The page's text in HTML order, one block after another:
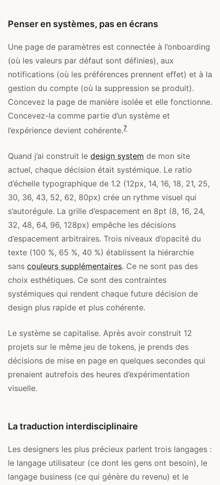
Penser en systèmes, pas en écrans
Une page de paramètres est connectée à l’onboarding
(où les valeurs par défaut sont définies), aux
notifications (où les préférences prennent effet) et à la
gestion du compte (où la suppression se produit).
Concevez la page de manière isolée et elle fonctionne.
Concevez-la comme partie d’un système et
l’expérience devient cohérente.7
Quand j’ai construit le design system de mon site
actuel, chaque décision était systémique. Le ratio
d’échelle typographique de 1.2 (12px, 14, 16, 18, 21, 25,
30, 36, 43, 52, 62, 80px) crée un rythme visuel qui
s’autorégule. La grille d’espacement en 8pt (8, 16, 24,
32, 48, 64, 96, 128px) empêche les décisions
d’espacement arbitraires. Trois niveaux d’opacité du
texte (100 %, 65 %, 40 %) établissent la hiérarchie
sans couleurs supplémentaires. Ce ne sont pas des
choix esthétiques. Ce sont des contraintes
systémiques qui rendent chaque future décision de
design plus rapide et plus cohérente.
Le système se capitalise. Après avoir construit 12
projets sur le même jeu de tokens, je prends des
décisions de mise en page en quelques secondes qui
prenaient autrefois des heures d’expérimentation
visuelle.
La traduction interdisciplinaire
Les designers les plus précieux parlent trois langages :
le langage utilisateur (ce dont les gens ont besoin), le
langage business (ce qui génère du revenu) et le